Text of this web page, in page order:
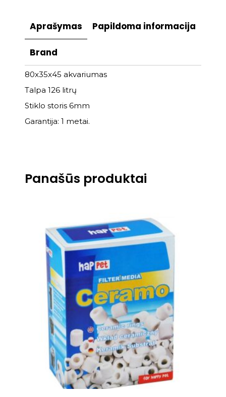
Aprašymas Papildoma informacija
Brand
80x35x45 akvariumas
Talpa 126 litrų
Stiklo storis 6mm
Garantija: 1 metai.
Panašūs produktai